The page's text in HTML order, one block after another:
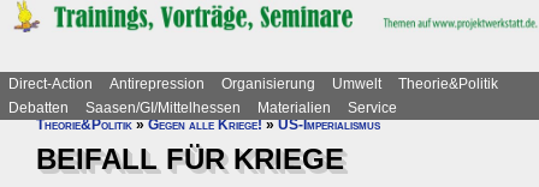
Direct-Action Antirepression Organisierung Umwelt
Theorie&Politik
Debatten
Saasen/GI/Mittelhessen Materialien
Service
Theorie&Politik»Gegen alle Kriege!»US-Imperialismus
BEIFALL FÜR KRIEGE